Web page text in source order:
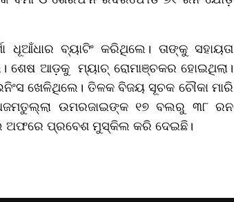
ବ୍ୟାଟିଂ କରିଥିଲେ। ତାଙ୍କୁ ସହାୟତା
ଆଡ଼କୁ ମ୍ୟାଚ୍ ରୋମାଞ୍ଚକର ହୋଇଥିଲା।
ଖେଳିଥିଲେ। ତିଳକ ବିଜୟ ସୂଚକ ଚୌକା ମାରି
ଉମରଜାଇଙ୍କ ୧୭ ବଲରୁ ୩୮ ରନ
ଅଫରେ ପ୍ରବେଶ ମୁସ୍କିଲ କରି ଦେଇଛି।